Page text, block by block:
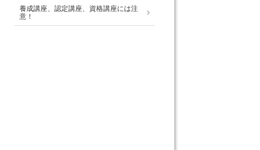
養成講座、認定講座、資格講座には注
意！